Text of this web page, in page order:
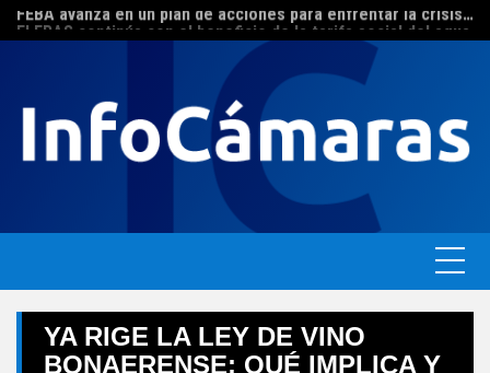
Skip
to
El ERAS continúa con el beneficio de la tarifa social del agua
YA RIGE LA LEY DE VINO
BONAERENSE: QUÉ IMPLICA Y